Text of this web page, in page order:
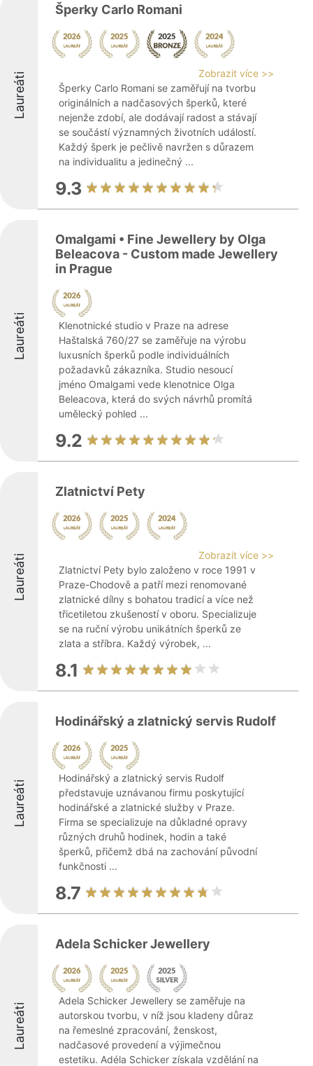
Laureáti
Šperky Carlo Romani
Zobrazit více >>
Šperky Carlo Romani se zaměřují na tvorbu
originálních a nadčasových šperků, které
nejenže zdobí, ale dodávají radost a stávají
se součástí významných životních událostí.
Každý šperk je pečlivě navržen s důrazem
na individualitu a jedinečný ...
9.3
Laureáti
Omalgami • Fine Jewellery by Olga
Beleacova - Custom made Jewellery
in Prague
Klenotnické studio v Praze na adrese
Haštalská 760/27 se zaměřuje na výrobu
luxusních šperků podle individuálních
požadavků zákazníka. Studio nesoucí
jméno Omalgami vede klenotnice Olga
Beleacova, která do svých návrhů promítá
umělecký pohled ...
9.2
Laureáti
Zlatnictví Pety
Zobrazit více >>
Zlatnictví Pety bylo založeno v roce 1991 v
Praze-Chodově a patří mezi renomované
zlatnické dílny s bohatou tradicí a více než
třicetiletou zkušeností v oboru. Specializuje
se na ruční výrobu unikátních šperků ze
zlata a stříbra. Každý výrobek, ...
8.1
Laureáti
Hodinářský a zlatnický servis Rudolf
Hodinářský a zlatnický servis Rudolf
představuje uznávanou firmu poskytující
hodinářské a zlatnické služby v Praze.
Firma se specializuje na důkladné opravy
různých druhů hodinek, hodin a také
šperků, přičemž dbá na zachování původní
funkčnosti ...
8.7
Laureáti
Adela Schicker Jewellery
Adela Schicker Jewellery se zaměřuje na
autorskou tvorbu, v níž jsou kladeny důraz
na řemeslné zpracování, ženskost,
nadčasové provedení a výjimečnou
estetiku. Adéla Schicker získala vzdělání na